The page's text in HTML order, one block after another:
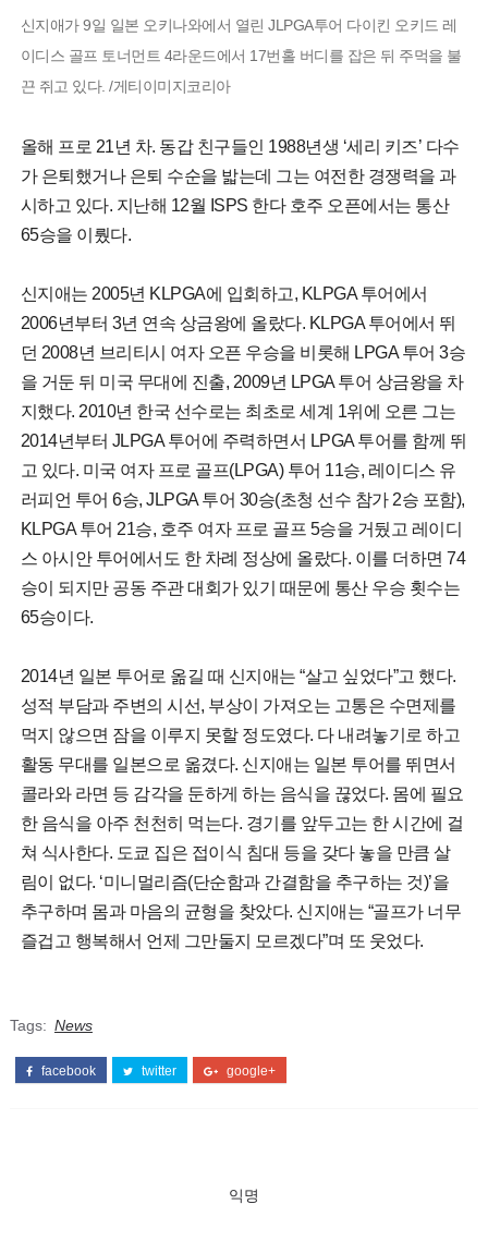
신지애가 9일 일본 오키나와에서 열린 JLPGA투어 다이킨 오키드 레
이디스 골프 토너먼트 4라운드에서 17번홀 버디를 잡은 뒤 주먹을 불
끈 쥐고 있다. /게티이미지코리아
올해 프로 21년 차. 동갑 친구들인 1988년생 ‘세리 키즈’ 다수
가 은퇴했거나 은퇴 수순을 밟는데 그는 여전한 경쟁력을 과
시하고 있다. 지난해 12월 ISPS 한다 호주 오픈에서는 통산
65승을 이뤘다.
신지애는 2005년 KLPGA에 입회하고, KLPGA 투어에서
2006년부터 3년 연속 상금왕에 올랐다. KLPGA 투어에서 뛰
던 2008년 브리티시 여자 오픈 우승을 비롯해 LPGA 투어 3승
을 거둔 뒤 미국 무대에 진출, 2009년 LPGA 투어 상금왕을 차
지했다. 2010년 한국 선수로는 최초로 세계 1위에 오른 그는
2014년부터 JLPGA 투어에 주력하면서 LPGA 투어를 함께 뛰
고 있다. 미국 여자 프로 골프(LPGA) 투어 11승, 레이디스 유
러피언 투어 6승, JLPGA 투어 30승(초청 선수 참가 2승 포함),
KLPGA 투어 21승, 호주 여자 프로 골프 5승을 거뒀고 레이디
스 아시안 투어에서도 한 차례 정상에 올랐다. 이를 더하면 74
승이 되지만 공동 주관 대회가 있기 때문에 통산 우승 횟수는
65승이다.
2014년 일본 투어로 옮길 때 신지애는 “살고 싶었다”고 했다.
성적 부담과 주변의 시선, 부상이 가져오는 고통은 수면제를
먹지 않으면 잠을 이루지 못할 정도였다. 다 내려놓기로 하고
활동 무대를 일본으로 옮겼다. 신지애는 일본 투어를 뛰면서
콜라와 라면 등 감각을 둔하게 하는 음식을 끊었다. 몸에 필요
한 음식을 아주 천천히 먹는다. 경기를 앞두고는 한 시간에 걸
쳐 식사한다. 도쿄 집은 접이식 침대 등을 갖다 놓을 만큼 살
림이 없다. ‘미니멀리즘(단순함과 간결함을 추구하는 것)’을
추구하며 몸과 마음의 균형을 찾았다. 신지애는 “골프가 너무
즐겁고 행복해서 언제 그만둘지 모르겠다”며 또 웃었다.
Tags: News
facebook twitter google+
익명